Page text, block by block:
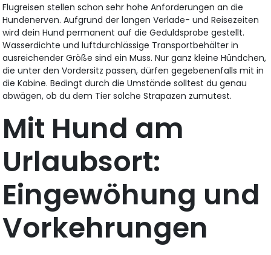
Flugreisen stellen schon sehr hohe Anforderungen an die
Hundenerven. Aufgrund der langen Verlade- und Reisezeiten
wird dein Hund permanent auf die Geduldsprobe gestellt.
Wasserdichte und luftdurchlässige Transportbehälter in
ausreichender Größe sind ein Muss. Nur ganz kleine Hündchen,
die unter den Vordersitz passen, dürfen gegebenenfalls mit in
die Kabine. Bedingt durch die Umstände solltest du genau
abwägen, ob du dem Tier solche Strapazen zumutest.
Mit Hund am
Urlaubsort:
Eingewöhung und
Vorkehrungen